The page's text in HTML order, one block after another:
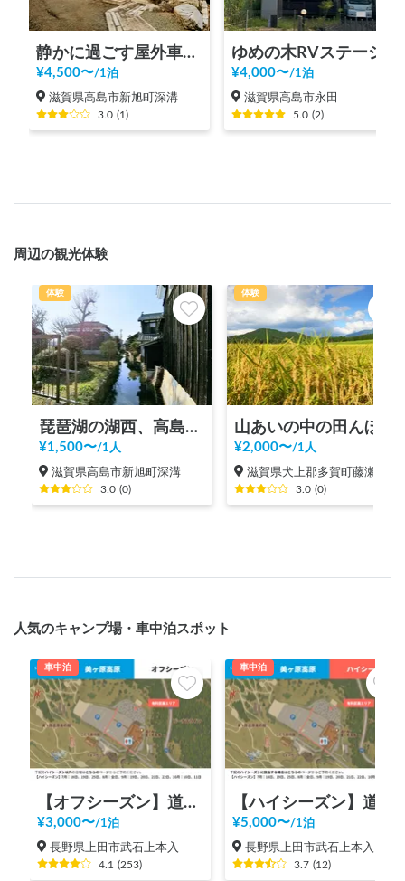
静かに過ごす屋外車中泊スペース のすたる路@深溝
¥4,500〜/1泊
滋賀県高島市新旭町深溝
3.0 (1)
¥4,000〜/1泊
滋賀県高島市永田
5.0 (2)
周辺の観光体験
体験
琵琶湖の湖西、高島市の魅力をシェア
¥1,500〜/1人
滋賀県高島市新旭町深溝
3.0 (0)
体験
¥2,000〜/1人
滋賀県犬上郡多賀町藤瀬
3.0 (0)
人気のキャンプ場・車中泊スポット
車中泊
【オフシーズン】道の駅 美ヶ原高原
¥3,000〜/1泊
長野県上田市武石上本入
4.1 (253)
車中泊
¥5,000〜/1泊
長野県上田市武石上本入
3.7 (12)